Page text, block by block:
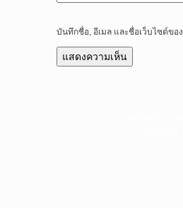
บันทึกชื่อ, อีเมล และชื่อเว็บไซต์ขอ